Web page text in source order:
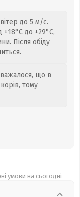
до 5 м/с.
до +29°C,
Після обіду
що в
тому
умови на сьогодні